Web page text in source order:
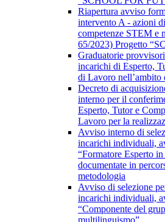
Riapertura avviso
intervento A - azioni
competenze STEM e
65/2023) Progetto
Graduatorie
incarichi di Esperto,
di Lavoro nell’ambito
Decreto di
interno per il
Esperto, Tutor e
Lavoro per la
Avviso interno di
incarichi individuali,
“Formatore Esperto
documentate in
metodologia
Avviso di selezione
incarichi individuali,
“Componente del